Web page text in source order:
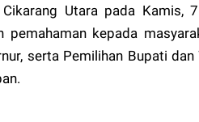
Cikarang Utara pada Kamis,
pemahaman kepada
serta Pemilihan Bupati